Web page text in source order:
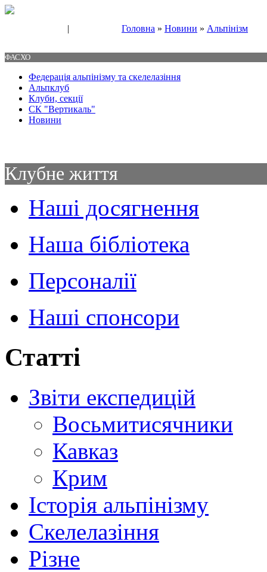
| Головна » Новини » Альпінізм
ФАСХО
Федерація альпінізму та скелелазіння
Альпклуб
Клуби, секції
СК "Вертикаль"
Новини
Клубне життя
Наші досягнення
Наша бібліотека
Персоналії
Наші спонсори
Статті
Звіти експедицій
Восьмитисячники
Кавказ
Крим
Історія альпінізму
Скелелазіння
Різне